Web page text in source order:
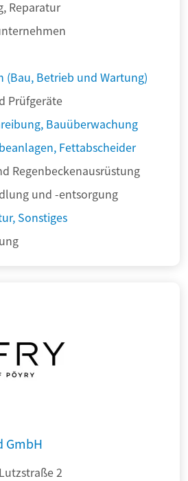
Reparatur
(Bau, Betrieb und Wartung)
Prüfgeräte
Bauüberwachung
Fettabscheider
Regenbeckenausrüstung
und -entsorgung
Sonstiges
GmbH
2